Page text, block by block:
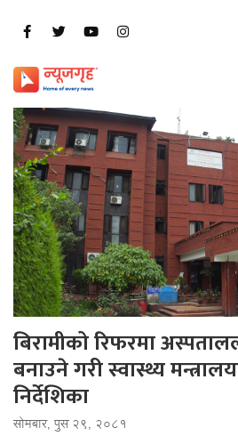
बिरामीको रिफरमा
बनाउने गरी स्वास्थ्य
निर्देशिका
सोमबार, पुस २९, २०८१